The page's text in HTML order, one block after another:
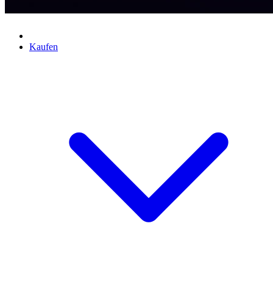
Kaufen